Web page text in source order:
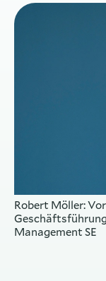
Robert Möller:
Management SE